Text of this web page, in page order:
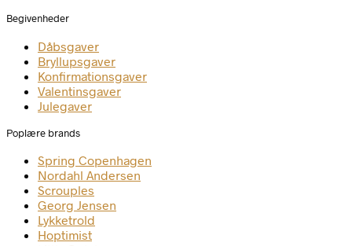
Begivenheder
Dåbsgaver
Bryllupsgaver
Konfirmationsgaver
Valentinsgaver
Julegaver
Poplære brands
Spring Copenhagen
Nordahl Andersen
Scrouples
Georg Jensen
Lykketrold
Hoptimist